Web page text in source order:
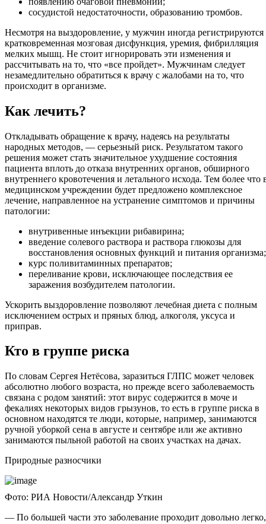
сосудистой недостаточности, образованию тромбов.
Несмотря на выздоровление, у мужчин иногда регистрируются
кратковременная мозговая дисфункция, уремия, фибрилляция
мелких мышц. Не стоит игнорировать эти изменения и
рассчитывать на то, что «все пройдет». Мужчинам следует
незамедлительно обратиться к врачу с жалобами на то, что
происходит в организме.
Как лечить?
Откладывать обращение к врачу, надеясь на результаты
народных методов, — серьезный риск. Результатом такого
решения может стать значительное ухудшение состояния
пациента вплоть до отказа внутренних органов, обширного
внутреннего кровотечения и летального исхода. Тем более что
медицинском учреждении будет предложено комплексное
лечение, направленное на устранение симптомов и причины
патологии:
внутривенные инъекции рибавирина;
введение солевого раствора и раствора глюкозы для
восстановления основных функций и питания организма;
курс поливитаминных препаратов;
переливание крови, исключающее последствия ее
заражения возбудителем патологии.
Ускорить выздоровление позволяют лечебная диета с полным
исключением острых и пряных блюд, алкоголя, уксуса и
приправ.
Кто в группе риска
По словам Сергея Нетёсова, заразиться ГЛПС может человек
абсолютно любого возраста, но прежде всего заболеваемость
связана с родом занятий: этот вирус содержится в моче и
фекалиях некоторых видов грызунов, то есть в группе риска в
основном находятся те люди, которые, например, занимаются
ручной уборкой сена в августе и сентябре или же активно
занимаются пыльной работой на своих участках на дачах.
Природные разносчики
Фото: РИА Новости/Александр Уткин
— По большей части это заболевание проходит довольно легко,